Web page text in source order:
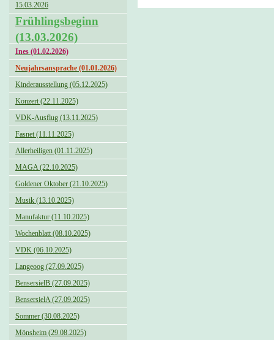
15.03.2026
Frühlingsbeginn
(13.03.2026)
Ines (01.02.2026)
Neujahrsansprache (01.01.2026)
Kinderausstellung (05.12.2025)
Konzert (22.11.2025)
VDK-Ausflug (13.11.2025)
Fasnet (11.11.2025)
Allerheiligen (01.11.2025)
MAGA (22.10.2025)
Goldener Oktober (21.10.2025)
Musik (13.10.2025)
Manufaktur (11.10.2025)
Wochenblatt (08.10.2025)
VDK (06.10.2025)
Langeoog (27.09.2025)
BensersielB (27.09.2025)
BensersielA (27.09.2025)
Sommer (30.08.2025)
Mönsheim (29.08.2025)